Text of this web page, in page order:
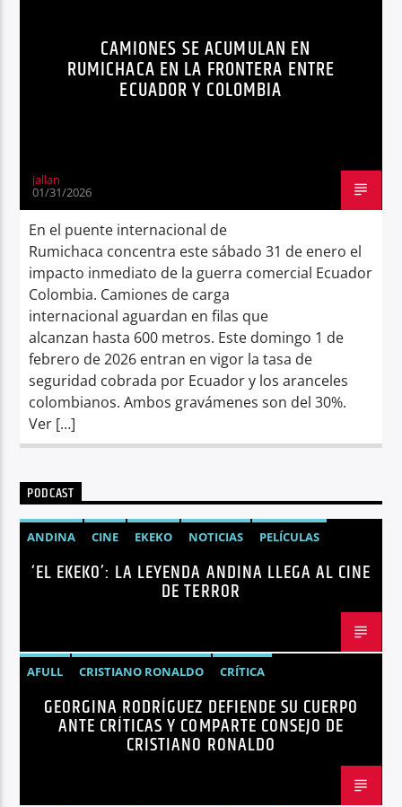
Radio hola
SEGURIDAD
SÍNTESIS NOTICIOSA
CAMIONES SE ACUMULAN EN
RUMICHACA EN LA FRONTERA ENTRE
ECUADOR Y COLOMBIA
jallan
01/31/2026
En el puente internacional de
Rumichaca concentra este sábado 31 de enero el
impacto inmediato de la guerra comercial Ecuador
Colombia. Camiones de carga
internacional aguardan en filas que
alcanzan hasta 600 metros. Este domingo 1 de
febrero de 2026 entran en vigor la tasa de
seguridad cobrada por Ecuador y los aranceles
colombianos. Ambos gravámenes son del 30%.
Ver […]
PODCAST
ANDINA CINE EKEKO NOTICIAS
PELÍCULAS
TENDENCIAS
TERROR
‘EL EKEKO’: LA LEYENDA ANDINA LLEGA AL CINE
DE TERROR
AFULL CRISTIANO RONALDO
CRÍTICA
GEORGINA RODRÍGUEZ
NOTICIAS
REDES SOCIALES
TENDENCIAS
TRENDING VIRALES
GEORGINA RODRÍGUEZ DEFIENDE SU CUERPO
ANTE CRÍTICAS Y COMPARTE CONSEJO DE
CRISTIANO RONALDO